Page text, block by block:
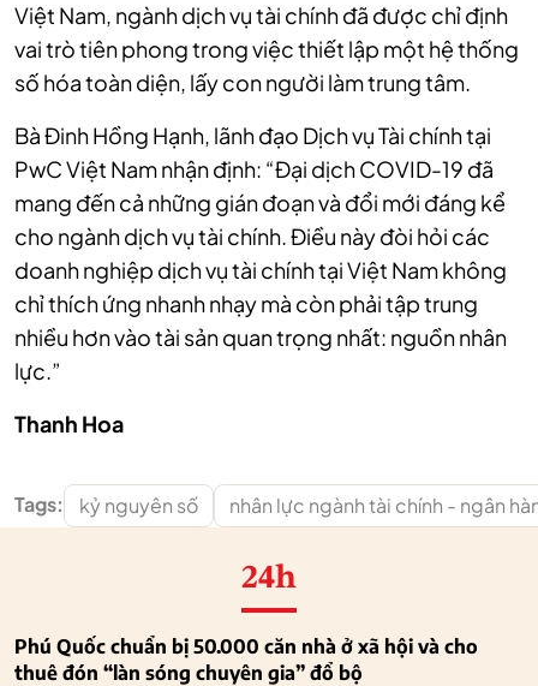
Việt Nam, ngành dịch vụ tài chính đã được chỉ định
vai trò tiên phong trong việc thiết lập một hệ thống
số hóa toàn diện, lấy con người làm trung tâm.
Bà Đinh Hồng Hạnh, lãnh đạo Dịch vụ Tài chính tại
PwC Việt Nam nhận định: “Đại dịch COVID-19 đã
mang đến cả những gián đoạn và đổi mới đáng kể
cho ngành dịch vụ tài chính. Điều này đòi hỏi các
doanh nghiệp dịch vụ tài chính tại Việt Nam không
chỉ thích ứng nhanh nhạy mà còn phải tập trung
nhiều hơn vào tài sản quan trọng nhất: nguồn nhân
lực.”
Thanh Hoa
Tags: kỷ nguyên số nhân lực ngành tài chính - ngân
24h
Phú Quốc chuẩn bị 50.000 căn nhà ở xã hội và cho
thuê đón “làn sóng chuyên gia” đổ bộ